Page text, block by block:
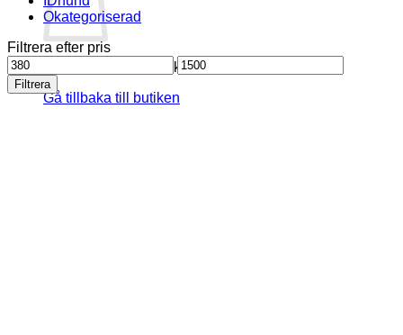
Inga produkter i varukorgen.
Gå tillbaka till butiken
Okategoriserad
Filtrera efter pris
Min
pris
Max
pris
Filtrera